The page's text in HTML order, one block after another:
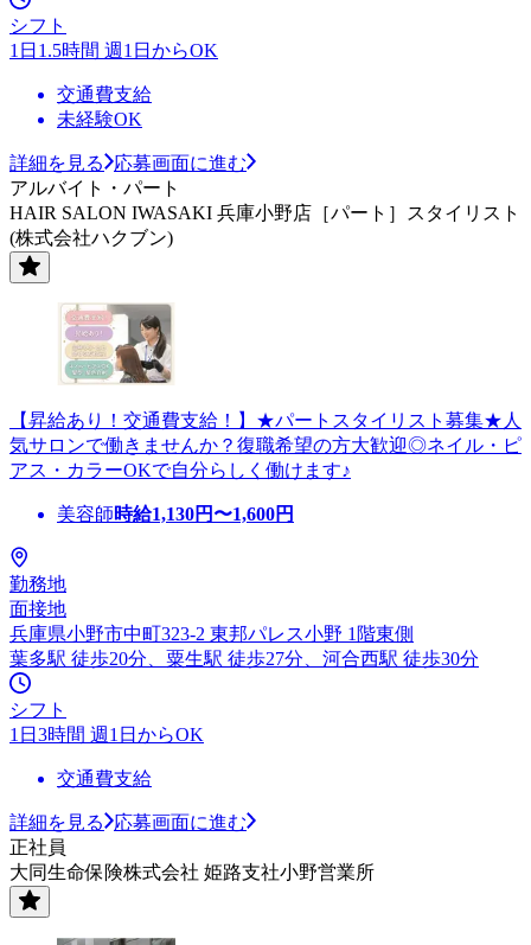
シフト
1日1.5時間 週1日からOK
交通費支給
未経験OK
詳細を見る
応募画面に進む
アルバイト・パート
HAIR SALON IWASAKI 兵庫小野店［パート］スタイリスト
(株式会社ハクブン)
【昇給あり！交通費支給！】★パートスタイリスト募集★人
気サロンで働きませんか？復職希望の方大歓迎◎ネイル・ピ
アス・カラーOKで自分らしく働けます♪
美容師時給1,130円〜1,600円
勤務地
面接地
兵庫県小野市中町323-2 東邦パレス小野 1階東側
葉多駅 徒歩20分、粟生駅 徒歩27分、河合西駅 徒歩30分
シフト
1日3時間 週1日からOK
交通費支給
詳細を見る
応募画面に進む
正社員
大同生命保険株式会社 姫路支社小野営業所